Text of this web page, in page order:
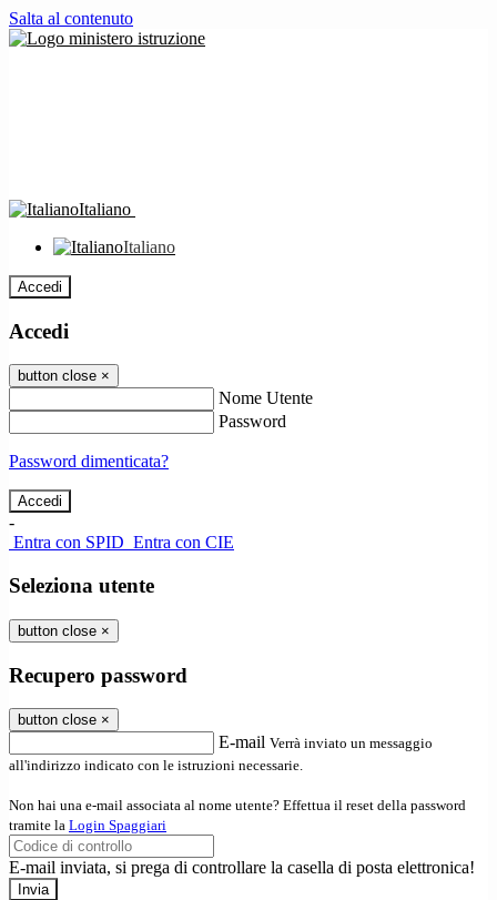
Salta al contenuto
Italiano
Italiano
Accedi
Accedi
button close ×
Nome Utente
Password
Password dimenticata?
-
Entra con SPID Entra con CIE
Seleziona utente
button close ×
Recupero password
button close ×
E-mail Verrà inviato un messaggio
all'indirizzo indicato con le istruzioni necessarie.
Non hai una e-mail associata al nome utente? Effettua il reset della password
tramite la Login Spaggiari
E-mail inviata, si prega di controllare la casella di posta elettronica!